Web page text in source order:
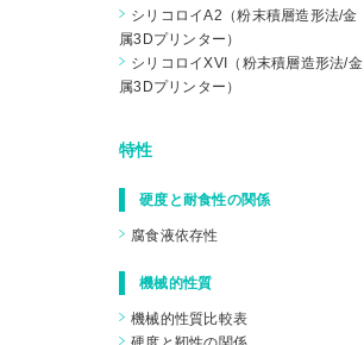
シリコロイA2（粉末積層造形法/金
属3Dプリンター）
シリコロイXVI（粉末積層造形法/金
属3Dプリンター）
特性
硬度と耐食性の関係
腐食液依存性
機械的性質
機械的性質比較表